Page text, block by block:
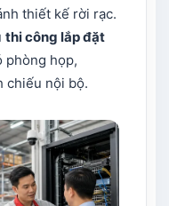
thiết kế rời rạc.
thi công lắp đặt
phòng họp,
chiếu nội bộ.